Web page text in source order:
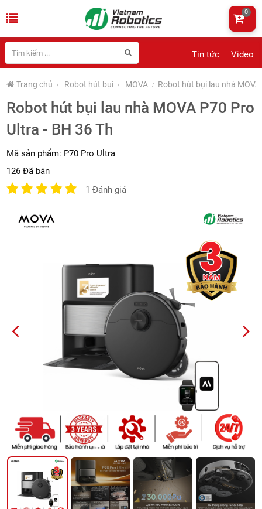
Tin tức Video
0
Trang chủ Robot hút bụi MOVA Robot hút bụi lau nhà
Robot hút bụi lau nhà MOVA P70 Pro
Ultra - BH 36 Th
Mã sản phẩm: P70 Pro Ultra
126 Đã bán
1 Đánh giá
PREVIOUS NEXT